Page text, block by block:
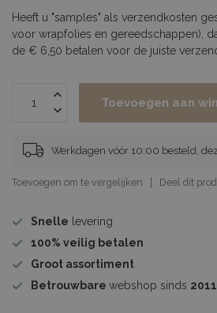
Heeft u "samples" als verzendkosten
voor wrapfolies en gereedschappen),
de € 6,50 betalen voor de juiste
Toevoegen aan
Werkdagen vóór 10:00 besteld,
Toevoegen om te vergelijken Deel dit
Snelle levering
100% veilig betalen
Groot assortiment
Betrouwbare webshop sinds